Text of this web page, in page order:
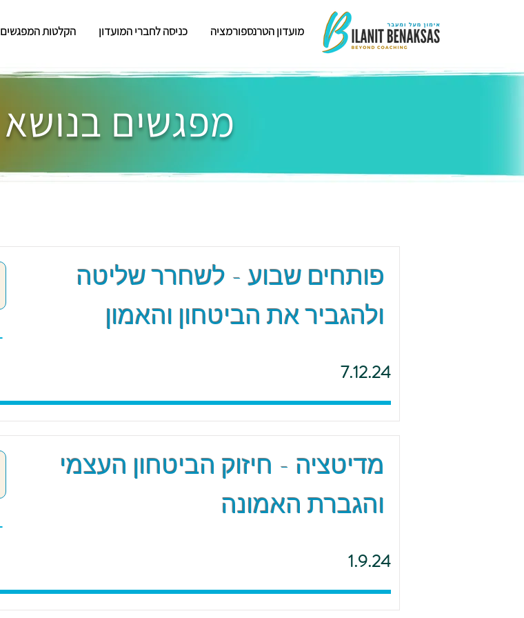
מועדון הטרנספורמציה כניסה לחברי המועדון הקלטות המפגשים
פותחים שבוע - לשחרר שליטה
ולהגביר את הביטחון והאמון
7.12.24
מדיטציה - חיזוק הביטחון העצמי
והגברת האמונה
1.9.24